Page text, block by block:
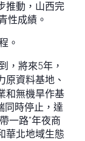
推動，山西完
性成績。
。
，將來5年，
原資料基地、
和無機旱作基
同時停止，達
一路”年夜商
華北地域生態